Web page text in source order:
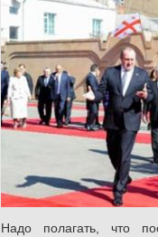
Надо полагать, что